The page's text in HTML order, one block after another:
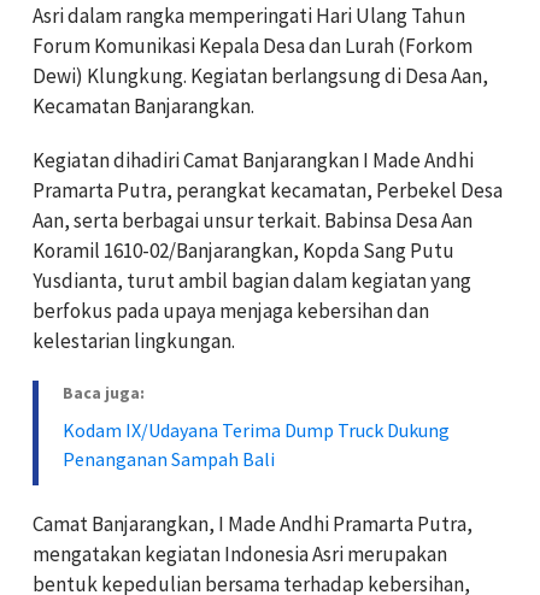
Asri dalam rangka memperingati Hari Ulang Tahun
Forum Komunikasi Kepala Desa dan Lurah (Forkom
Dewi) Klungkung. Kegiatan berlangsung di Desa Aan,
Kecamatan Banjarangkan.
Kegiatan dihadiri Camat Banjarangkan I Made Andhi
Pramarta Putra, perangkat kecamatan, Perbekel Desa
Aan, serta berbagai unsur terkait. Babinsa Desa Aan
Koramil 1610-02/Banjarangkan, Kopda Sang Putu
Yusdianta, turut ambil bagian dalam kegiatan yang
berfokus pada upaya menjaga kebersihan dan
kelestarian lingkungan.
Baca juga:
Kodam IX/Udayana Terima Dump Truck Dukung
Penanganan Sampah Bali
Camat Banjarangkan, I Made Andhi Pramarta Putra,
mengatakan kegiatan Indonesia Asri merupakan
bentuk kepedulian bersama terhadap kebersihan,